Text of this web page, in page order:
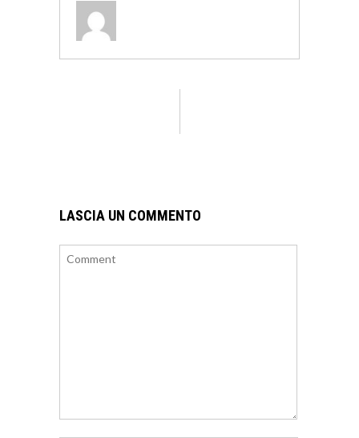
LASCIA UN COMMENTO